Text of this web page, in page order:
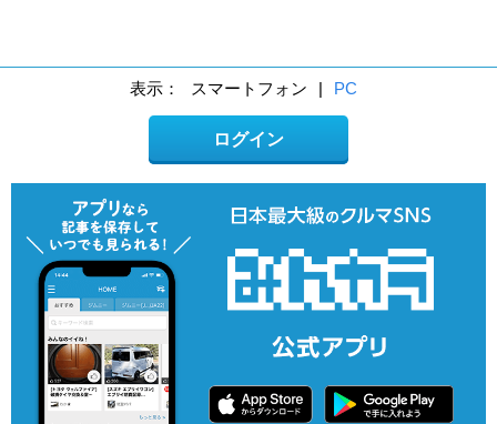
表示： スマートフォン | PC
ログイン